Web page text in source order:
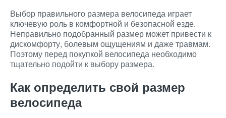
Выбор правильного размера велосипеда играет
ключевую роль в комфортной и безопасной езде.
Неправильно подобранный размер может привести к
дискомфорту, болевым ощущениям и даже травмам.
Поэтому перед покупкой велосипеда необходимо
тщательно подойти к выбору размера.
Как определить свой размер
велосипеда